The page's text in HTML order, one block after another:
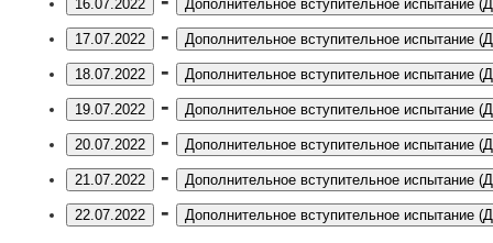
16.07.2022 Дополнительное вступительное испытание
17.07.2022 - Дополнительное вступительное испытание
18.07.2022 - Дополнительное вступительное испытание
19.07.2022 - Дополнительное вступительное испытание
20.07.2022 - Дополнительное вступительное испытание
21.07.2022 - Дополнительное вступительное испытание
22.07.2022 - Дополнительное вступительное испытание